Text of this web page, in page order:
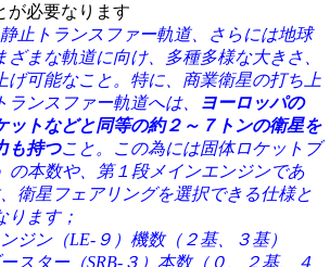
が必要なります
止トランスファー軌道、さらには地球
まな軌道に向け、多種多様な大きさ、
げ可能なこと。特に、商業衛星の打ち上
ンスファー軌道へは、
ヨーロッパの
ットなどと同等の約２～７トンの衛星を
も持つこと。この為には固体ロケットブ
の本数や、第１段メインエンジンであ
衛星フェアリングを選択できる仕様と
ります；
ジン（LE-９）機数（２基、３基）
スター（SRB-３）本数（０、２基、４